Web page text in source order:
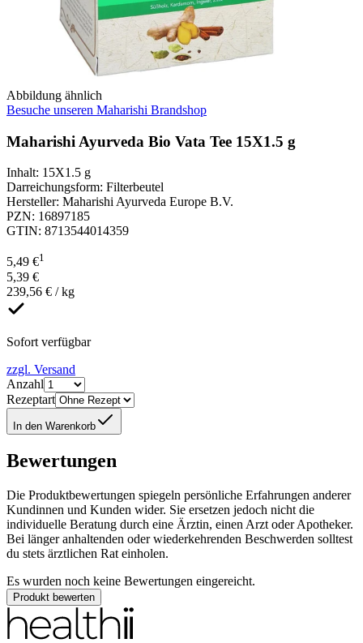
Abbildung ähnlich
Besuche unseren Maharishi Brandshop
Maharishi Ayurveda Bio Vata Tee 15X1.5 g
Inhalt: 15X1.5 g
Darreichungsform: Filterbeutel
Hersteller: Maharishi Ayurveda Europe B.V.
PZN: 16897185
GTIN: 8713544014359
5,49 €1
5,39 €
239,56 € / kg
Sofort verfügbar
zzgl. Versand
Anzahl
Rezeptart
In den Warenkorb
Bewertungen
Die Produktbewertungen spiegeln persönliche Erfahrungen anderer
Kundinnen und Kunden wider. Sie ersetzen jedoch nicht die
individuelle Beratung durch eine Ärztin, einen Arzt oder Apotheker.
Bei länger anhaltenden oder wiederkehrenden Beschwerden solltest
du stets ärztlichen Rat einholen.
Es wurden noch keine Bewertungen eingereicht.
Produkt bewerten